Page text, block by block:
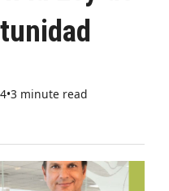
•3 minute read